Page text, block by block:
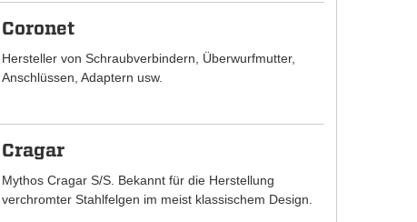
Coronet
Hersteller von Schraubverbindern, Überwurfmutter,
Anschlüssen, Adaptern usw.
Cragar
Mythos Cragar S/S. Bekannt für die Herstellung
verchromter Stahlfelgen im meist klassischem Design.